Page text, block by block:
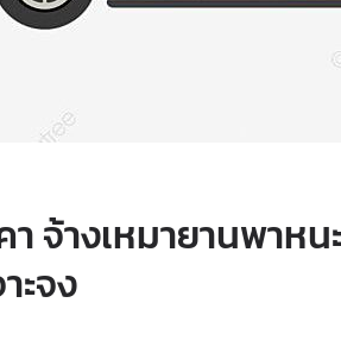
จ้างเหมายานพาห
ะจง